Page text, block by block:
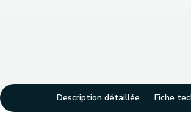
Description détaillée Fiche